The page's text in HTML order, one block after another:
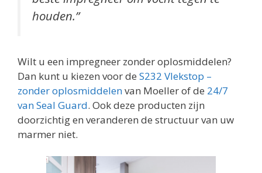
houden.”
Wilt u een impregneer zonder oplosmiddelen?
Dan kunt u kiezen voor de S232 Vlekstop –
zonder oplosmiddelenvan Moeller of de 24/7
van Seal Guard. Ook deze producten zijn
doorzichtig en veranderen de structuur van uw
marmer niet.